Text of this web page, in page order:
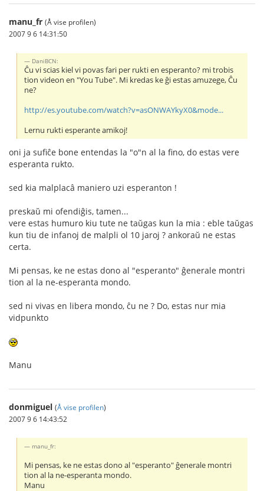
manu_fr (Å vise profilen)
2007 9 6 14:31:50
DaniBCN:
Ĉu vi scias kiel vi povas fari per rukti en esperanto? mi trobis
tion videon en "You Tube". Mi kredas ke ĝi estas amuzege, Ĉu
ne?
http://es.youtube.com/watch?v=asONWAYkyX0&mode...
Lernu rukti esperante amikoj!
oni ja sufiĉe bone entendas la "o"n al la fino, do estas vere
esperanta rukto.
sed kia malplacâ maniero uzi esperanton !
preskaŭ mi ofendiĝis, tamen...
vere estas humuro kiu tute ne taŭgas kun la mia : eble taŭgas
kun tiu de infanoj de malpli ol 10 jaroj ? ankoraŭ ne estas
certa.
Mi pensas, ke ne estas dono al "esperanto" ĝenerale montri
tion al la ne-esperanta mondo.
sed ni vivas en libera mondo, ĉu ne ? Do, estas nur mia
vidpunkto
Manu
donmiguel (Å vise profilen)
2007 9 6 14:43:52
manu_fr:
Mi pensas, ke ne estas dono al "esperanto" ĝenerale montri
tion al la ne-esperanta mondo.
Manu